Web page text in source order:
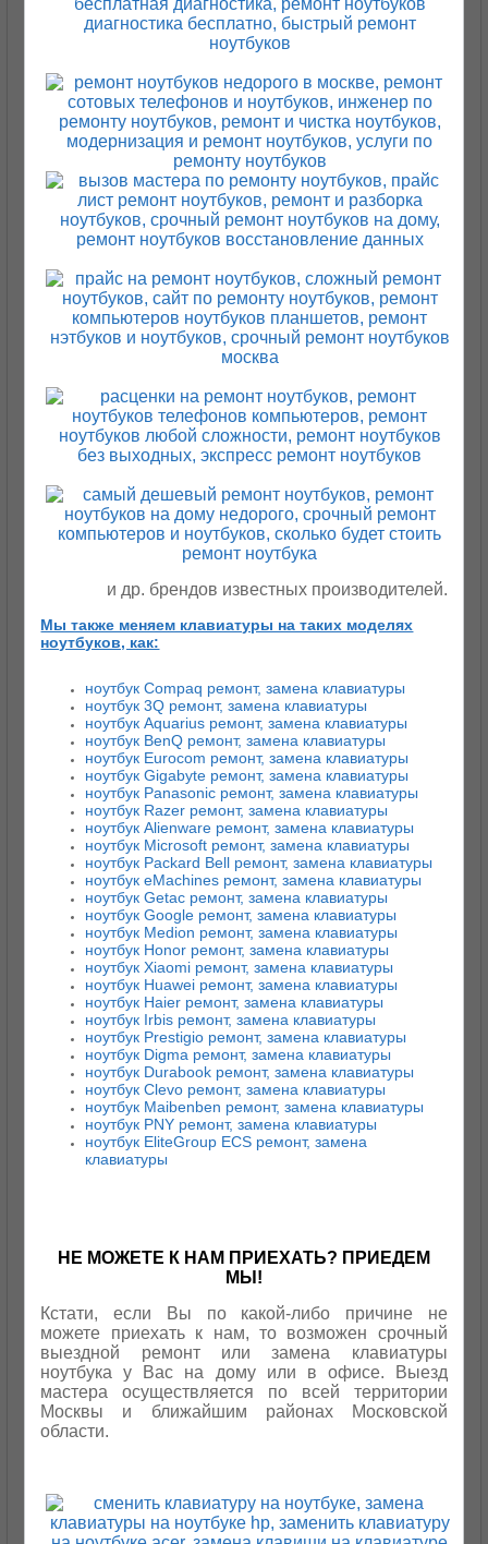
и др. брендов известных производителей.
Мы также меняем клавиатуры на таких моделях
ноутбуков, как:
ноутбук Compaq ремонт, замена клавиатуры
ноутбук 3Q ремонт, замена клавиатуры
ноутбук Aquarius ремонт, замена клавиатуры
ноутбук BenQ ремонт, замена клавиатуры
ноутбук Eurocom ремонт, замена клавиатуры
ноутбук Gigabyte ремонт, замена клавиатуры
ноутбук Panasonic ремонт, замена клавиатуры
ноутбук Razer ремонт, замена клавиатуры
ноутбук Alienware ремонт, замена клавиатуры
ноутбук Microsoft ремонт, замена клавиатуры
ноутбук Packard Bell ремонт, замена клавиатуры
ноутбук eMachines ремонт, замена клавиатуры
ноутбук Getac ремонт, замена клавиатуры
ноутбук Google ремонт, замена клавиатуры
ноутбук Medion ремонт, замена клавиатуры
ноутбук Honor ремонт, замена клавиатуры
ноутбук Xiaomi ремонт, замена клавиатуры
ноутбук Huawei ремонт, замена клавиатуры
ноутбук Haier ремонт, замена клавиатуры
ноутбук Irbis ремонт, замена клавиатуры
ноутбук Prestigio ремонт, замена клавиатуры
ноутбук Digma ремонт, замена клавиатуры
ноутбук Durabook ремонт, замена клавиатуры
ноутбук Clevo ремонт, замена клавиатуры
ноутбук Maibenben ремонт, замена клавиатуры
ноутбук PNY ремонт, замена клавиатуры
ноутбук EliteGroup ECS ремонт, замена
клавиатуры
НЕ МОЖЕТЕ К НАМ ПРИЕХАТЬ? ПРИЕДЕМ
МЫ!
Кстати, если Вы по какой-либо причине не
можете приехать к нам, то возможен срочный
выездной ремонт или замена клавиатуры
ноутбука у Вас на дому или в офисе. Выезд
мастера осуществляется по всей территории
Москвы и ближайшим районах Московской
области.